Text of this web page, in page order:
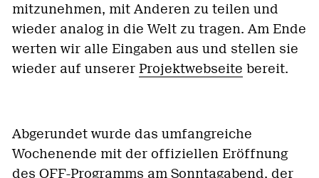
mitzunehmen, mit Anderen zu teilen und
wieder analog in die Welt zu tragen. Am Ende
werten wir alle Eingaben aus und stellen sie
wieder auf unserer Projektwebseite bereit.
Abgerundet wurde das umfangreiche
Wochenende mit der offiziellen Eröffnung
des OFF-Programms am Sonntagabend, der